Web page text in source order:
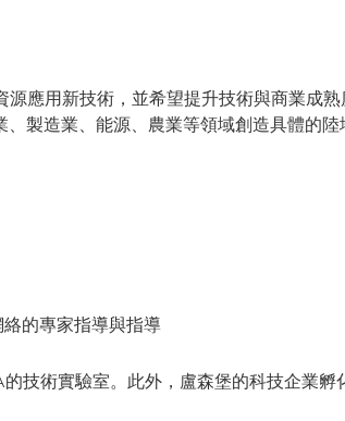
應用新技術，並希望提升技術與商業成
製造業、能源、農業等領域創造具體的陸
的專家指導與指導
技術實驗室。此外，盧森堡的科技企業孵